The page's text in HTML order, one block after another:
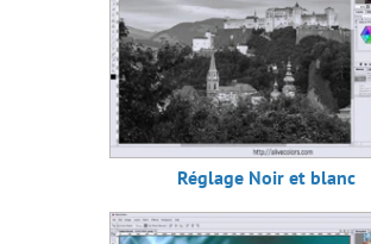
Réglage Noir et blanc